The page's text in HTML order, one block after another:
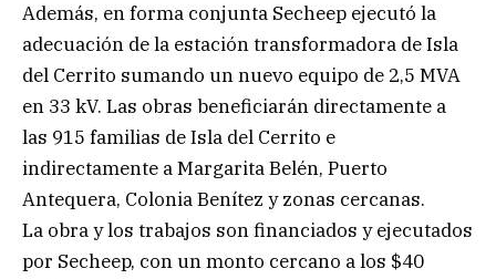
Además, en forma conjunta Secheep ejecutó la
adecuación de la estación transformadora de Isla
del Cerrito sumando un nuevo equipo de 2,5 MVA
en 33 kV. Las obras beneficiarán directamente a
las 915 familias de Isla del Cerrito e
indirectamente a Margarita Belén, Puerto
Antequera, Colonia Benítez y zonas cercanas.
La obra y los trabajos son financiados y ejecutados
por Secheep, con un monto cercano a los $40